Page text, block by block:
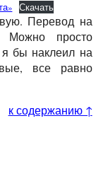
Скачать
Перевод на
Можно просто
я бы наклеил на
все равно
к содержанию ↑